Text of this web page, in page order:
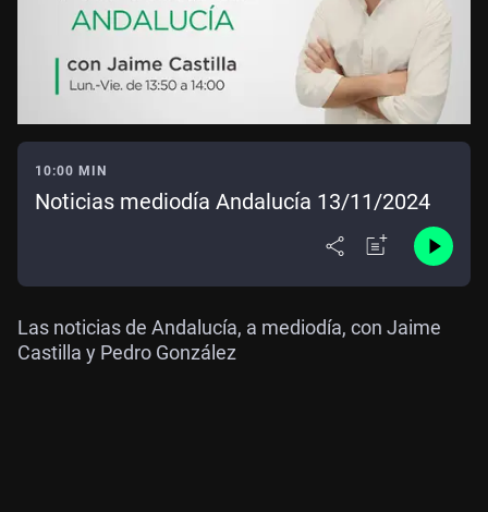
10:00 MIN
Noticias mediodía Andalucía 13/11/2024
Las noticias de Andalucía, a mediodía, con Jaime
Castilla y Pedro González